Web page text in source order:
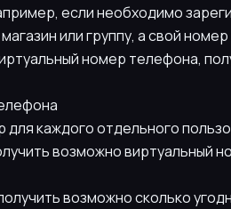
если необходимо
или группу, а свой
номер телефона,
каждого отдельного
возможно виртуальный
возможно сколько